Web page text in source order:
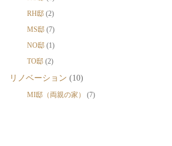
RH邸(2)
MS邸(7)
NO邸(1)
TO邸(2)
リノベーション (10)
MI邸（両親の家） (7)